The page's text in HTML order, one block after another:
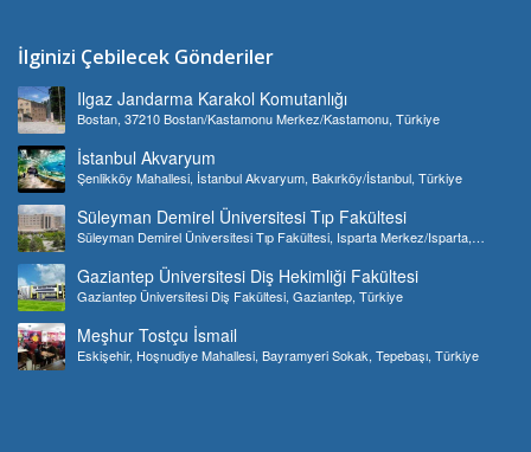
İlginizi Çebilecek Gönderiler
Ilgaz Jandarma Karakol Komutanlığı
Bostan, 37210 Bostan/Kastamonu Merkez/Kastamonu, Türkiye
İstanbul Akvaryum
Şenlikköy Mahallesi, İstanbul Akvaryum, Bakırköy/İstanbul, Türkiye
Süleyman Demirel Üniversitesi Tıp Fakültesi
Süleyman Demirel Üniversitesi Tıp Fakültesi, Isparta Merkez/Isparta,
Gaziantep Üniversitesi Diş Hekimliği Fakültesi
Gaziantep Üniversitesi Diş Fakültesi, Gaziantep, Türkiye
Meşhur Tostçu İsmail
Eskişehir, Hoşnudiye Mahallesi, Bayramyeri Sokak, Tepebaşı, Türkiye